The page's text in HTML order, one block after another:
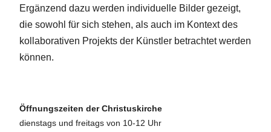
Ergänzend dazu werden individuelle Bilder gezeigt,
die sowohl für sich stehen, als auch im Kontext des
kollaborativen Projekts der Künstler betrachtet werden
können.
Öffnungszeiten der Christuskirche
dienstags und freitags von 10-12 Uhr